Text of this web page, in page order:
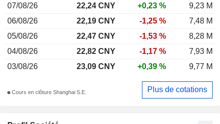
07/08/26
22,24 CNY +0,23 %
9,23 M
06/08/26
22,19 CNY -1,25 %
7,48 M
05/08/26
22,47 CNY -1,53 %
8,28 M
04/08/26
22,82 CNY -1,17 %
7,93 M
03/08/26
23,09 CNY +0,39 % 9,77 M
Cours en clôture Shanghai S.E. Plus de cotations